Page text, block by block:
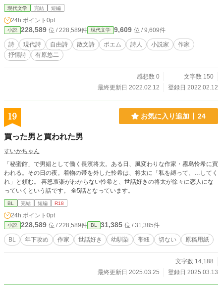
現代文学 完結 短編
24h.ポイント 0pt
小説 228,589 位 / 228,589件 現代文学 9,609 位 / 9,609件
詩 現代詩 自由詩 散文詩 ポエム 詩人 小説家
作家
抒情詩
有原悠二
感想数 0
文字数 150
最終更新日 2022.02.12
登録日 2022.02.12
19 お気に入り追加 24
買った男と買われた男
すいかちゃん
「秘蜜館」で男娼として働く長濱将太。ある日、風変わりな作家・霧島怜希に買
われる。その日の夜。着物の帯を外した怜希は、将太に「私を縛って、…してく
れ」と頼む。 喜怒哀楽がわからない怜希と、世話好きの将太が徐々に恋人にな
っていくという話です。 全5話となっています。
BL 完結 短編 R18
24h.ポイント 0pt
小説 228,589 位 / 228,589件 BL 31,385 位 / 31,385件
BL 年下攻め 作家 世話好き 幼馴染 帯紐 切ない 原稿用紙
文字数 14,188
最終更新日 2025.03.25
登録日 2025.03.13